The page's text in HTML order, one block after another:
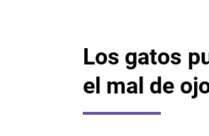
Los gatos
el mal de